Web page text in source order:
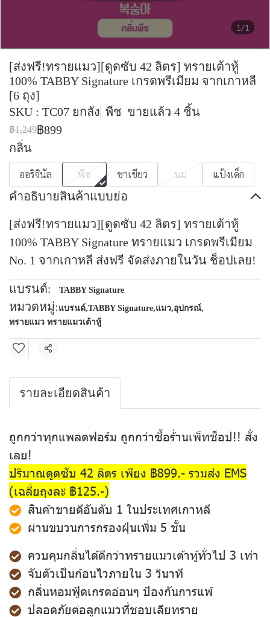
1/1
[ส่งฟรี!ทรายแมว][ดูดซับ 42 ลิตร] ทรายเต้าหู้
100% TABBY Signature เกรดพรีเมียม จากเกาหลี
[6 ถุง]
SKU : TC07 ยกลัง พีช ขายแล้ว 4 ชิ้น
฿1,249฿899
กลิ่น
ออริจินัล พีช ชาเขียว นม แป้งเด็ก
คำอธิบายสินค้าแบบย่อ
[ส่งฟรี!ทรายแมว][ดูดซับ 42 ลิตร] ทรายเต้าหู้
100% TABBY Signature ทรายแมว เกรดพรีเมียม
No. 1 จากเกาหลี ส่งฟรี จัดส่งภายในวัน ช็อปเลย!
แบรนด์: TABBY Signature
หมวดหมู่: แบรนด์,TABBY Signature,แมว,อุปกรณ์,
ทรายแมว ทรายแมวเต้าหู้
แชร์
รายละเอียดสินค้า
ถูกกว่าทุกแพลตฟอร์ม ถูกกว่าซื้อร้่านเพ็ทช็อป!! สั่ง
เลย!
ปริมาณดูดซับ 42 ลิตร เพียง ฿899.- รวมส่ง EMS
(เฉลี่ยถุงละ ฿125.-)
สินค้าขายดีอันดับ 1 ในประเทศเกาหลี
ผ่านขบวนการกรองฝุ่นเพิ่ม 5 ชั้น
ควบคุมกลิ่นได้ดีกว่าทรายแมวเต้าหู้ทั่วไป 3 เท่า
จับตัวเป็นก้อนไวภายใน 3 วินาที
กลิ่นหอมฟู้ดเกรดอ่อนๆ ป้องกันการแพ้
ปลอดภัยต่อลูกแมวที่ชอบเลียทราย